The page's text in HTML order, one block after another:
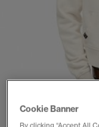
Cookie Banner